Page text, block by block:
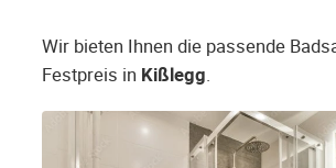
Wir bieten Ihnen die passende
Festpreis in Kißlegg.